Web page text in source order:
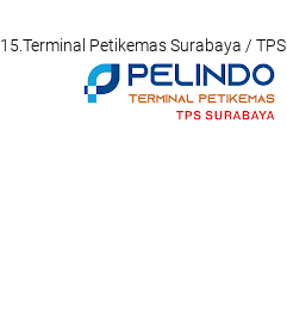
15.Terminal Petikemas Surabaya / TPS